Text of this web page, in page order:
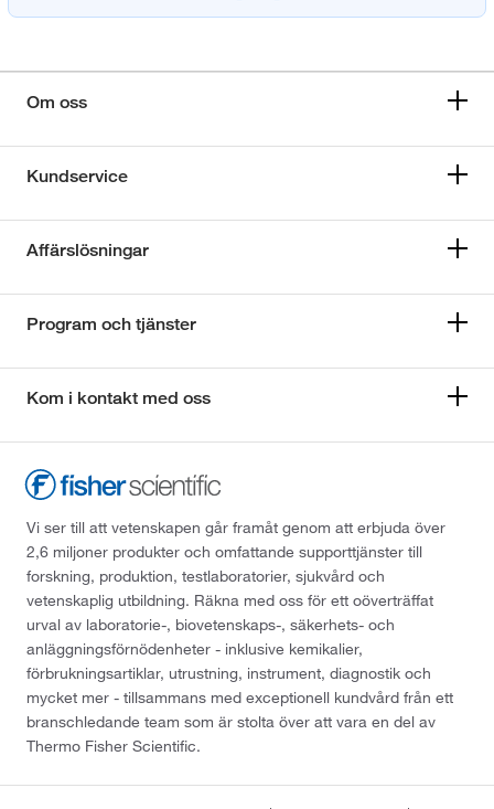
Om oss
Kundservice
Affärslösningar
Program och tjänster
Kom i kontakt med oss
Vi ser till att vetenskapen går framåt genom att erbjuda över
2,6 miljoner produkter och omfattande supporttjänster till
forskning, produktion, testlaboratorier, sjukvård och
vetenskaplig utbildning. Räkna med oss för ett oöverträffat
urval av laboratorie-, biovetenskaps-, säkerhets- och
anläggningsförnödenheter - inklusive kemikalier,
förbrukningsartiklar, utrustning, instrument, diagnostik och
mycket mer - tillsammans med exceptionell kundvård från ett
branschledande team som är stolta över att vara en del av
Thermo Fisher Scientific.